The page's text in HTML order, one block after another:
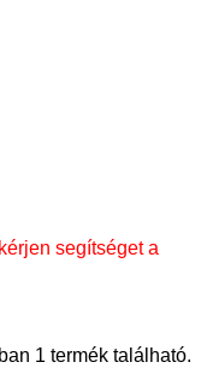
segítséget a
1 termék található.